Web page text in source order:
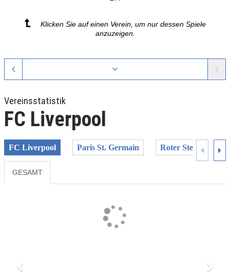
Klicken Sie auf einen Verein, um nur dessen Spiele
anzuzeigen.
Vereinsstatistik
FC Liverpool
FC Liverpool Paris St. Germain Roter Stern
GESAMT